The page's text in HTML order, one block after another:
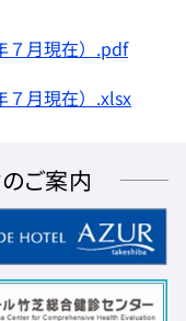
７月現在）.pdf
７月現在）.xlsx
ご案内